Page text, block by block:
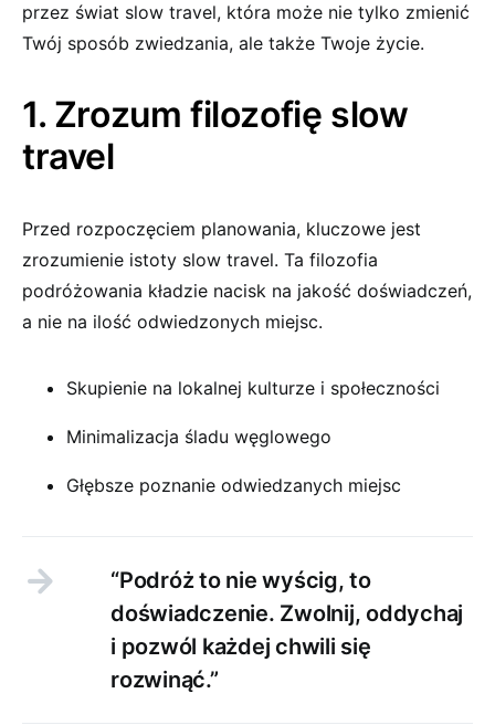
przez świat slow travel, która może nie tylko zmienić
Twój sposób zwiedzania, ale także Twoje życie.
1. Zrozum filozofię slow
travel
Przed rozpoczęciem planowania, kluczowe jest
zrozumienie istoty slow travel. Ta filozofia
podróżowania kładzie nacisk na jakość doświadczeń,
a nie na ilość odwiedzonych miejsc.
Skupienie na lokalnej kulturze i społeczności
Minimalizacja śladu węglowego
Głębsze poznanie odwiedzanych miejsc
“Podróż to nie wyścig, to
doświadczenie. Zwolnij, oddychaj
i pozwól każdej chwili się
rozwinąć.”